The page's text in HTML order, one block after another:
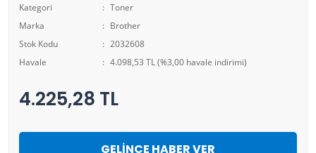
Kategori
Toner
Marka
Brother
Stok Kodu
2032608
Havale
4.098,53 TL (%3,00 havale indirimi)
4.225,28 TL
GELİNCE HABER VER